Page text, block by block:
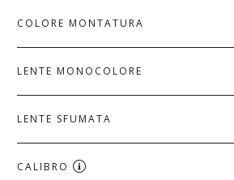
COLORE MONTATURA
LENTE MONOCOLORE
LENTE SFUMATA
CALIBRO